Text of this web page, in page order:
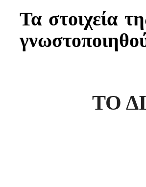
Τα στοιχεία
ΤΟ